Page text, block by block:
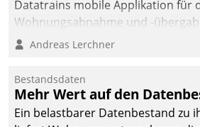
Datatrains mobile Applikation für
Wohnungsabnahme und -
Mieter wohlgeordnet kommen
Andreas Lerchner
Bestandsdaten
Mehr Wert auf den
Ein belastbarer Datenbestand zu